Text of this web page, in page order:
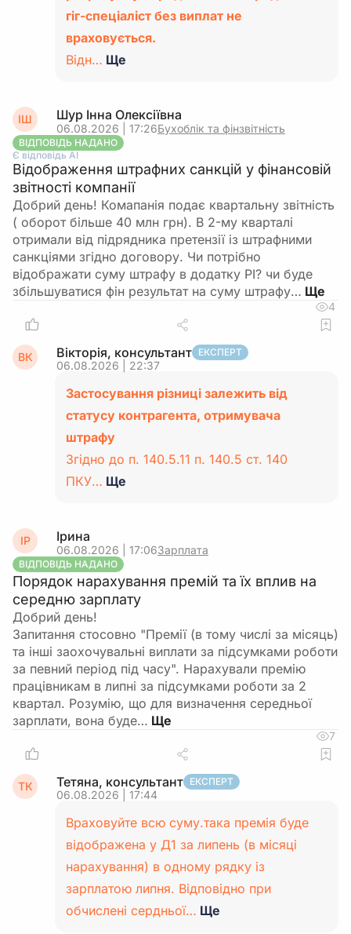
гіг-спеціаліст без виплат не
враховується.
Відн… Ще
ІШ Шур Інна Олексіївна
06.08.2026 | 17:26Бухоблік та фінзвітність
ВІДПОВІДЬ НАДАНО
Є відповідь АІ
Відображення штрафних санкцій у фінансовій
звітності компанії
Добрий день! Комапанія подає квартальну звітність
( оборот більше 40 млн грн). В 2-му кварталі
отримали від підрядника претензії із штрафними
санкціями згідно договору. Чи потрібно
відображати суму штрафу в додатку РІ? чи буде
збільшуватися фін результат на суму штрафу…
4
ВК Вікторія, консультант ЕКСПЕРТ
06.08.2026 | 22:37
Застосування різниці залежить від
статусу контрагента, отримувача
штрафу
Згідно до п. 140.5.11 п. 140.5 ст. 140
ПКУ… Ще
ІР Ірина
06.08.2026 | 17:06Зарплата
ВІДПОВІДЬ НАДАНО
Порядок нарахування премій та їх вплив на
середню зарплату
Добрий день!
Запитання стосовно "Премії (в тому числі за місяць)
та інші заохочувальні виплати за підсумками роботи
за певний період під часу". Нарахували премію
працівникам в липні за підсумками роботи за 2
квартал. Розумію, що для визначення середньої
зарплати, вона буде…
7
ТК Тетяна, консультант ЕКСПЕРТ
06.08.2026 | 17:44
Враховуйте всю суму.така премія буде
відображена у Д1 за липень (в місяці
нарахування) в одному рядку із
зарплатою липня. Відповідно при
обчислені сердньої… Ще